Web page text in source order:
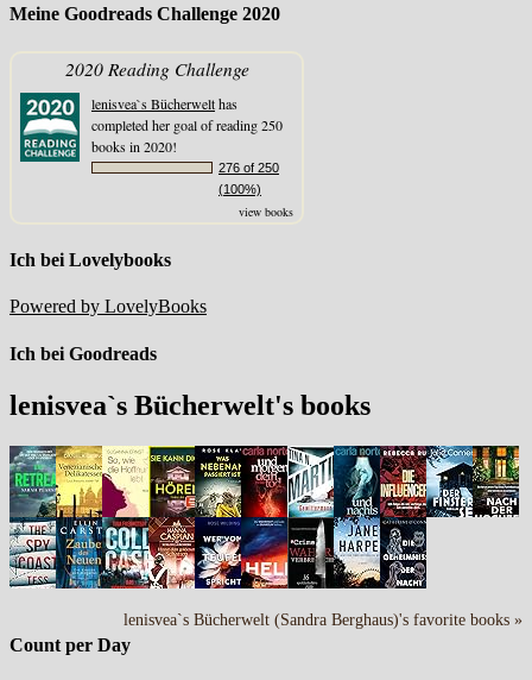
Meine Goodreads Challenge 2020
2020 Reading Challenge
lenisvea`s Bücherwelthas
completed her goal of reading 250
books in 2020!
276 of 250
(100%)
view books
Ich bei Lovelybooks
Powered by LovelyBooks
Ich bei Goodreads
lenisvea`s Bücherwelt's books
lenisvea`s Bücherwelt (Sandra Berghaus)'s favorite books »
Count per Day